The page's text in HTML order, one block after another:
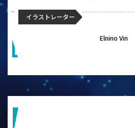
イラストレーター
Elnino Vin